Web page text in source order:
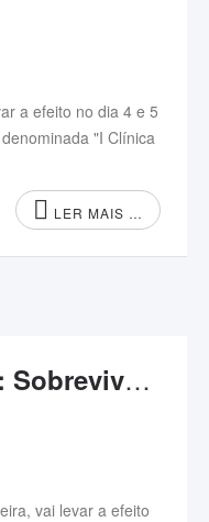
a efeito no dia 4 e 5
"I Clínica
LER MAIS …
Natação na Escola: Sobrevivência e Prontidão Aquática
vai levar a efeito